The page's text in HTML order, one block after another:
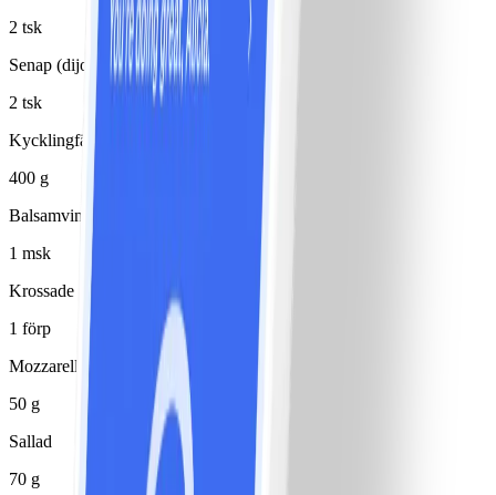
2 tsk
Senap (dijon)
2 tsk
Kycklingfärs 5%
400 g
Balsamvinäger
1 msk
Krossade tomater
1 förp
Mozzarella
50 g
Sallad
70 g